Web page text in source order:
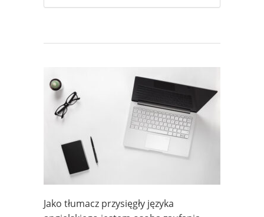
Jako tłumacz przysięgły języka